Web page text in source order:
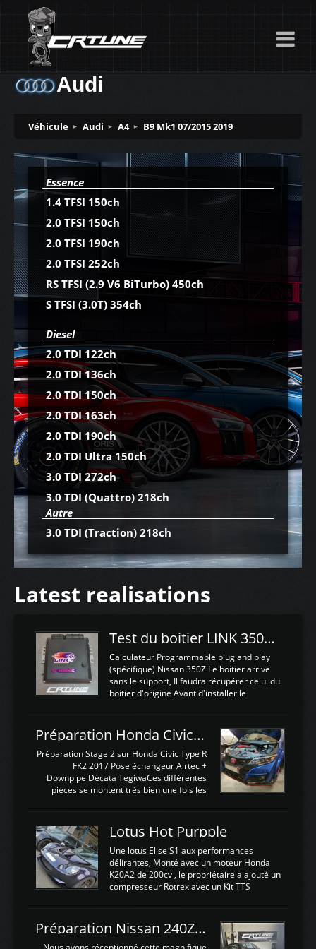
Audi
Véhicule Audi A4 B9 Mk1 07/2015 2019
Essence
1.4 TFSI 150ch
2.0 TFSI 150ch
2.0 TFSI 190ch
2.0 TFSI 252ch
RS TFSI (2.9 V6 BiTurbo) 450ch
S TFSI (3.0T) 354ch
Diesel
2.0 TDI 122ch
2.0 TDI 136ch
2.0 TDI 150ch
2.0 TDI 163ch
2.0 TDI 190ch
2.0 TDI Ultra 150ch
3.0 TDI 272ch
3.0 TDI (Quattro) 218ch
Autre
3.0 TDI (Traction) 218ch
Latest realisations
Test du boitier LINK 350Z Plugin ECU
Calculateur Programmable plug and play
(spécifique) Nissan 350Z Le boitier arrive
sans le support, Il faudra récupérer celui du
boitier d'origine Avant d'installer le
d'envoyer l'information de la large bande
dans le boitier. sydney sweeney deepfake
La sortie 0-5V de l'afr sera connectée sur
l'entrée AN Volt 8 et GndAN pour
Analogique, et Volt car l'information est une
tension (Pas une résistance variable d'un
est temps de brancher le ...
Préparation Honda Civic Type R FK2
Préparation Stage 2 sur Honda Civic Type R
FK2 2017 Pose échangeur Airtec +
Downpipe Décata TegiwaCes différentes
pièces se montent très bien une fois les
légere découpe du plastique inferieur,
negénant en rien la structure ou le
fonctionnement du fond plat. Une
reprogrammation Stage 2 est faite sur le
calculateur d'origine. Une alternative
économique au passage sur Hondata
d'origine 310cv et 400Nn , Une fois
reprogrammé et les ...
Lotus Hot Purpple
Une lotus Elise S1 aux performances
délirantes, Monté avec un moteur Honda
K20A2 de 200cv , le propriétaire a ajouté un
compresseur Rotrex avec un Kit TTS
d'augmenter la puissance de son moteur:
un watercooler a été ajouté. 300Cv sans
échangeurLa lotus équipée d'un Hondata
Préparation Nissan 240Z SR20DET